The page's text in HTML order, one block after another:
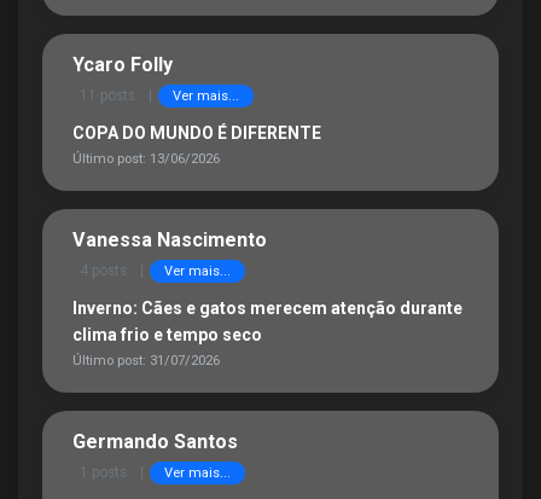
Ycaro Folly
11 posts Ver mais...
COPA DO MUNDO É DIFERENTE
Último post: 13/06/2026
Vanessa Nascimento
4 posts Ver mais...
Inverno: Cães e gatos merecem atenção durante
clima frio e tempo seco
Último post: 31/07/2026
Germando Santos
1 posts Ver mais...